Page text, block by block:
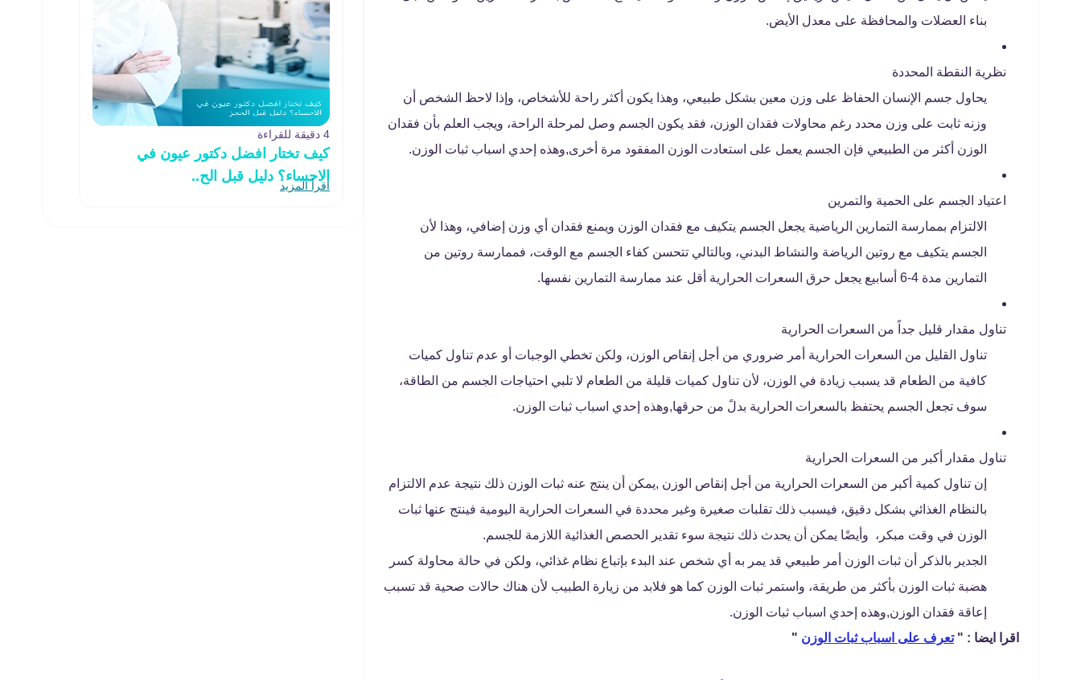
بناء العضلات والمحافظة على معدل الأيض.
نظرية النقطة المحددة
يحاول جسم الإنسان الحفاظ على وزن معين بشكل طبيعي، وهذا يكون أكثر راحة للأشخاص، وإذا لاحظ الشخص أن
وزنه ثابت على وزن محدد رغم محاولات فقدان الوزن، فقد يكون الجسم وصل لمرحلة الراحة، ويجب العلم بأن فقدان
الوزن أكثر من الطبيعي فإن الجسم يعمل على استعادت الوزن المفقود مرة أخرى,وهذه إحدي اسباب ثبات الوزن.
اعتياد الجسم على الحمية والتمرين
الالتزام بممارسة التمارين الرياضية يجعل الجسم يتكيف مع فقدان الوزن ويمنع فقدان أي وزن إضافي، وهذا لأن
الجسم يتكيف مع روتين الرياضة والنشاط البدني، وبالتالي تتحسن كفاء الجسم مع الوقت، فممارسة روتين من
التمارين مدة 4-6 أسابيع يجعل حرق السعرات الحرارية أقل عند ممارسة التمارين نفسها.
تناول مقدار قليل جداً من السعرات الحرارية
تناول القليل من السعرات الحرارية أمر ضروري من أجل إنقاص الوزن، ولكن تخطي الوجبات أو عدم تناول كميات
كافية من الطعام قد يسبب زيادة في الوزن، لأن تناول كميات قليلة من الطعام لا تلبي احتياجات الجسم من الطاقة،
سوف تجعل الجسم يحتفظ بالسعرات الحرارية بدلً من حرقها,وهذه إحدي اسباب ثبات الوزن.
تناول مقدار أكبر من السعرات الحرارية
إن تناول كمية أكبر من السعرات الحرارية من أجل إنقاص الوزن ,يمكن أن ينتج عنه ثبات الوزن ذلك نتيجة عدم الالتزام
بالنظام الغذائي بشكل دقيق، فيسبب ذلك تقلبات صغيرة وغير محددة في السعرات الحرارية اليومية فينتج عنها ثبات
الوزن في وقت مبكر، وأيضًا يمكن أن يحدث ذلك نتيجة سوء تقدير الحصص الغذائية اللازمة للجسم.
الجدير بالذكر أن ثبات الوزن أمر طبيعي قد يمر به أي شخص عند البدء بإتباع نظام غذائي، ولكن في حالة محاولة كسر
هضبة ثبات الوزن بأكثر من طريقة، واستمر ثبات الوزن كما هو فلابد من زيارة الطبيب لأن هناك حالات صحية قد تسبب
إعاقة فقدان الوزن,وهذه إحدي اسباب ثبات الوزن.
اقرا ايضا : "تعرف على اسباب ثبات الوزن "
4 دقيقة للقراءة
كيف تختار افضل دكتور عيون في
الاحساء؟ دليل قبل الح..
اقرأ المزيد